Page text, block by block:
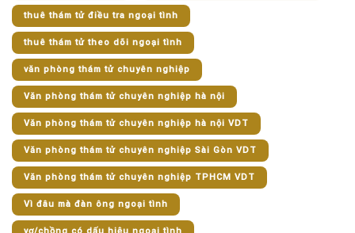
thuê thám tử điều tra ngoại tình
thuê thám tử theo dõi ngoại tình
văn phòng thám tử chuyên nghiệp
Văn phòng thám tử chuyên nghiệp hà nội
Văn phòng thám tử chuyên nghiệp hà nội VDT
Văn phòng thám tử chuyên nghiệp Sài Gòn VDT
Văn phòng thám tử chuyên nghiệp TPHCM VDT
Vì đâu mà đàn ông ngoại tình